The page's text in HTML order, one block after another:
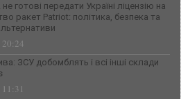
готові передати Україні ліцензію на
ракет Patriot: політика, безпека та
ЗСУ добомблять і всі інші склади